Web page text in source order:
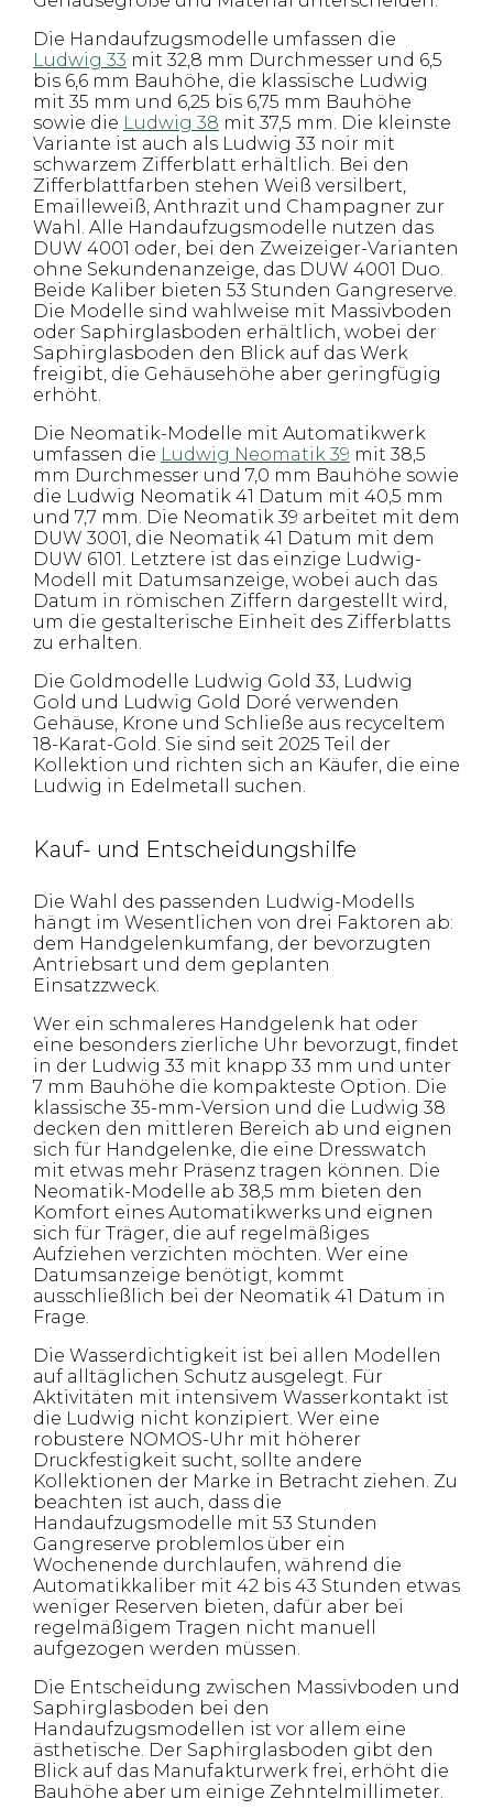
Die Handaufzugsmodelle umfassen die
Ludwig 33 mit 32,8 mm Durchmesser und 6,5
bis 6,6 mm Bauhöhe, die klassische Ludwig
mit 35 mm und 6,25 bis 6,75 mm Bauhöhe
sowie die Ludwig 38 mit 37,5 mm. Die kleinste
Variante ist auch als Ludwig 33 noir mit
schwarzem Zifferblatt erhältlich. Bei den
Zifferblattfarben stehen Weiß versilbert,
Emailleweiß, Anthrazit und Champagner zur
Wahl. Alle Handaufzugsmodelle nutzen das
DUW 4001 oder, bei den Zweizeiger-Varianten
ohne Sekundenanzeige, das DUW 4001 Duo.
Beide Kaliber bieten 53 Stunden Gangreserve.
Die Modelle sind wahlweise mit Massivboden
oder Saphirglasboden erhältlich, wobei der
Saphirglasboden den Blick auf das Werk
freigibt, die Gehäusehöhe aber geringfügig
erhöht.
Die Neomatik-Modelle mit Automatikwerk
umfassen die Ludwig Neomatik 39 mit 38,5
mm Durchmesser und 7,0 mm Bauhöhe sowie
die Ludwig Neomatik 41 Datum mit 40,5 mm
und 7,7 mm. Die Neomatik 39 arbeitet mit dem
DUW 3001, die Neomatik 41 Datum mit dem
DUW 6101. Letztere ist das einzige Ludwig-
Modell mit Datumsanzeige, wobei auch das
Datum in römischen Ziffern dargestellt wird,
um die gestalterische Einheit des Zifferblatts
zu erhalten.
Die Goldmodelle Ludwig Gold 33, Ludwig
Gold und Ludwig Gold Doré verwenden
Gehäuse, Krone und Schließe aus recyceltem
18-Karat-Gold. Sie sind seit 2025 Teil der
Kollektion und richten sich an Käufer, die eine
Ludwig in Edelmetall suchen.
Kauf- und Entscheidungshilfe
Die Wahl des passenden Ludwig-Modells
hängt im Wesentlichen von drei Faktoren ab:
dem Handgelenkumfang, der bevorzugten
Antriebsart und dem geplanten
Einsatzzweck.
Wer ein schmaleres Handgelenk hat oder
eine besonders zierliche Uhr bevorzugt, findet
in der Ludwig 33 mit knapp 33 mm und unter
7 mm Bauhöhe die kompakteste Option. Die
klassische 35-mm-Version und die Ludwig 38
decken den mittleren Bereich ab und eignen
sich für Handgelenke, die eine Dresswatch
mit etwas mehr Präsenz tragen können. Die
Neomatik-Modelle ab 38,5 mm bieten den
Komfort eines Automatikwerks und eignen
sich für Träger, die auf regelmäßiges
Aufziehen verzichten möchten. Wer eine
Datumsanzeige benötigt, kommt
ausschließlich bei der Neomatik 41 Datum in
Frage.
Die Wasserdichtigkeit ist bei allen Modellen
auf alltäglichen Schutz ausgelegt. Für
Aktivitäten mit intensivem Wasserkontakt ist
die Ludwig nicht konzipiert. Wer eine
robustere NOMOS-Uhr mit höherer
Druckfestigkeit sucht, sollte andere
Kollektionen der Marke in Betracht ziehen. Zu
beachten ist auch, dass die
Handaufzugsmodelle mit 53 Stunden
Gangreserve problemlos über ein
Wochenende durchlaufen, während die
Automatikkaliber mit 42 bis 43 Stunden etwas
weniger Reserven bieten, dafür aber bei
regelmäßigem Tragen nicht manuell
aufgezogen werden müssen.
Die Entscheidung zwischen Massivboden und
Saphirglasboden bei den
Handaufzugsmodellen ist vor allem eine
ästhetische. Der Saphirglasboden gibt den
Blick auf das Manufakturwerk frei, erhöht die
Bauhöhe aber um einige Zehntelmillimeter.